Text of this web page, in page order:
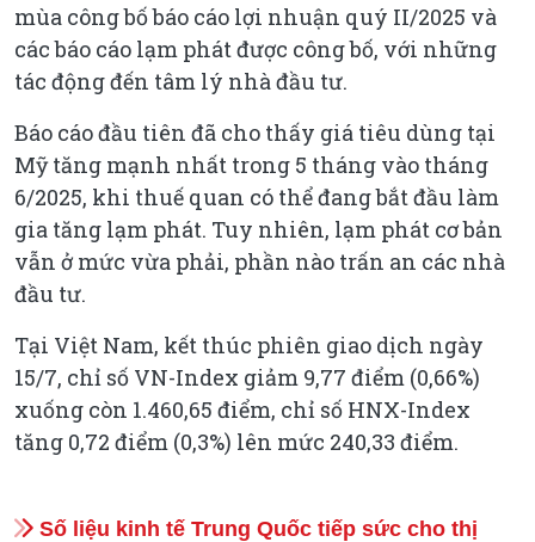
mùa công bố báo cáo lợi nhuận quý II/2025 và
các báo cáo lạm phát được công bố, với những
tác động đến tâm lý nhà đầu tư.
Báo cáo đầu tiên đã cho thấy giá tiêu dùng tại
Mỹ tăng mạnh nhất trong 5 tháng vào tháng
6/2025, khi thuế quan có thể đang bắt đầu làm
gia tăng lạm phát. Tuy nhiên, lạm phát cơ bản
vẫn ở mức vừa phải, phần nào trấn an các nhà
đầu tư.
Tại Việt Nam, kết thúc phiên giao dịch ngày
15/7, chỉ số VN-Index giảm 9,77 điểm (0,66%)
xuống còn 1.460,65 điểm, chỉ số HNX-Index
tăng 0,72 điểm (0,3%) lên mức 240,33 điểm.
Số liệu kinh tế Trung Quốc tiếp sức cho thị